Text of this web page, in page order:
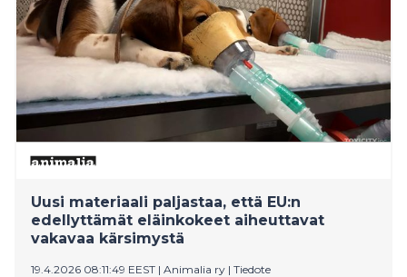
Uusi materiaali paljastaa, että EU:n
edellyttämät eläinkokeet aiheuttavat
vakavaa kärsimystä
19.4.2026 08:11:49 EEST | Animalia ry | Tiedote